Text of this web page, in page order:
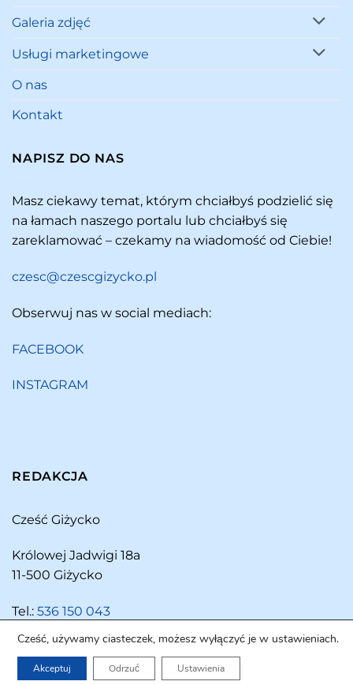
Galeria zdjęć
Usługi marketingowe
O nas
Kontakt
NAPISZ DO NAS
Masz ciekawy temat, którym chciałbyś podzielić się
na łamach naszego portalu lub chciałbyś się
zareklamować – czekamy na wiadomość od Ciebie!
czesc@czescgizycko.pl
Obserwuj nas w social mediach:
FACEBOOK
INSTAGRAM
REDAKCJA
Cześć Giżycko
Królowej Jadwigi 18a
11-500 Giżycko
Tel.: 536 150 043
Copyright 2026 ©Cześć Giżycko
Cześć, używamy ciasteczek, możesz wyłączyć je w ustawieniach.
Akceptuj Odrzuć Ustawienia